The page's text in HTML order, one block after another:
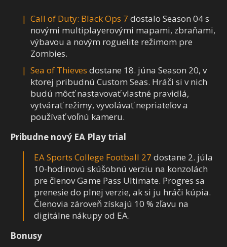
Call of Duty: Black Ops 7 dostalo Season 04 s
novými multiplayerovými mapami, zbraňami,
výbavou a novým roguelite režimom pre
Zombies.
Sea of Thieves dostane 18. júna Season 20, v
ktorej pribudnú Custom Seas. Hráči si v nich
budú môcť nastavovať vlastné pravidlá,
vytvárať režimy, vyvolávať nepriateľov a
používať voľnú kameru.
Pribudne nový EA Play trial
EA Sports College Football 27 dostane 2. júla
10-hodinovú skúšobnú verziu na konzolách
pre členov Game Pass Ultimate. Progres sa
prenesie do plnej verzie, ak si ju hráči kúpia.
Členovia zároveň získajú 10 % zľavu na
digitálne nákupy od EA.
Bonusy